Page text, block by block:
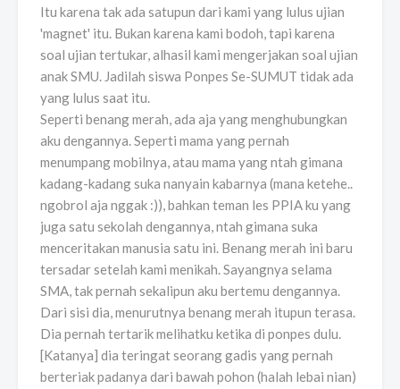
Itu karena tak ada satupun dari kami yang lulus ujian
'magnet' itu. Bukan karena kami bodoh, tapi karena
soal ujian tertukar, alhasil kami mengerjakan soal ujian
anak SMU. Jadilah siswa Ponpes Se-SUMUT tidak ada
yang lulus saat itu.
Seperti benang merah, ada aja yang menghubungkan
aku dengannya. Seperti mama yang pernah
menumpang mobilnya, atau mama yang ntah gimana
kadang-kadang suka nanyain kabarnya (mana ketehe..
ngobrol aja nggak :)), bahkan teman les PPIA ku yang
juga satu sekolah dengannya, ntah gimana suka
menceritakan manusia satu ini. Benang merah ini baru
tersadar setelah kami menikah. Sayangnya selama
SMA, tak pernah sekalipun aku bertemu dengannya.
Dari sisi dia, menurutnya benang merah itupun terasa.
Dia pernah tertarik melihatku ketika di ponpes dulu.
[Katanya] dia teringat seorang gadis yang pernah
berteriak padanya dari bawah pohon (halah lebai nian)